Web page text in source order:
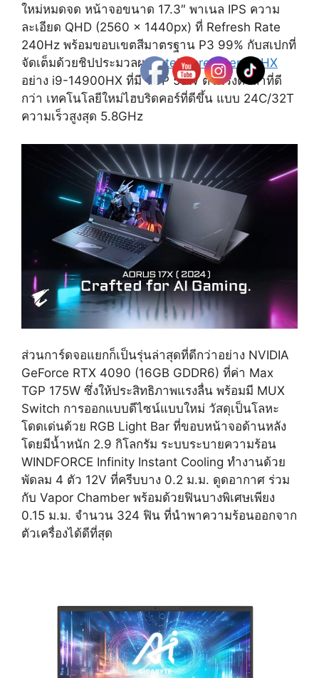
ใหม่หมดจด หน้าจอขนาด 17.3″ พาเนล IPS ความ
ละเอียด QHD (2560 x 1440px) ที่ Refresh Rate
240Hz พร้อมขอบเขตสีมาตรฐาน P3 99% กับสเปกที่
จัดเต็มด้วยชิปประมวลผลIntel Core i Gen 14HX
อย่าง i9-14900HX ที่มี TDP 55W ตัวแรงตัวล้ำที่ดี
กว่า เทคโนโลยีใหม่ไฮบริดคอร์ที่ดีขึ้น แบบ 24C/32T
ความเร็วสูงสุด 5.8GHz
ส่วนการ์ดจอแยกก็เป็นรุ่นล่าสุดที่ดีกว่าอย่าง NVIDIA
GeForce RTX 4090 (16GB GDDR6) ที่ค่า Max
TGP 175W ซึ่งให้ประสิทธิภาพแรงลื่น พร้อมมี MUX
Switch การออกแบบดีไซน์แบบใหม่ วัสดุเป็นโลหะ
โดดเด่นด้วย RGB Light Bar ที่ขอบหน้าจอด้านหลัง
โดยมีน้ำหนัก 2.9 กิโลกรัม ระบบระบายความร้อน
WINDFORCE Infinity Instant Cooling ทำงานด้วย
พัดลม 4 ตัว 12V ที่ครีบบาง 0.2 ม.ม. ดูดอากาศ ร่วม
กับ Vapor Chamber พร้อมด้วยฟินบางพิเศษเพียง
0.15 ม.ม. จำนวน 324 ฟิน ที่นำพาความร้อนออกจาก
ตัวเครื่องได้ดีที่สุด